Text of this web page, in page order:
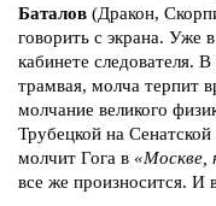
Баталов (Дракон,
говорить с экрана. Уже в
кабинете следователя. В
трамвая, молча терпит
молчание великого
Трубецкой на
молчит Гога в «Москве,
все же произносится. И